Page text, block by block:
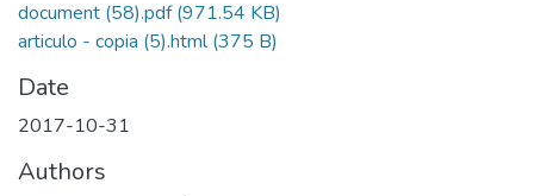
document (58).pdf(971.54 KB)
articulo - copia (5).html(375 B)
Date
2017-10-31
Authors